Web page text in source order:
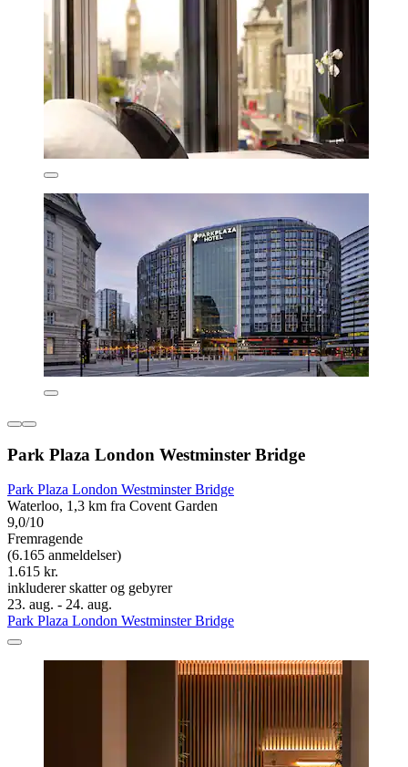
Park Plaza London Westminster Bridge
Park Plaza London Westminster Bridge
Waterloo, 1,3 km fra Covent Garden
9,0/10
Fremragende
(6.165 anmeldelser)
1.615 kr.
inkluderer skatter og gebyrer
23. aug. - 24. aug.
Park Plaza London Westminster Bridge